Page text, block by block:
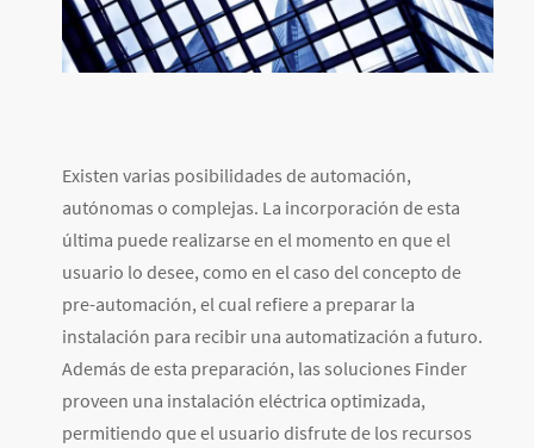
Existen varias posibilidades de automación,
autónomas o complejas. La incorporación de esta
última puede realizarse en el momento en que el
usuario lo desee, como en el caso del concepto de
pre-automación, el cual refiere a preparar la
instalación para recibir una automatización a futuro.
Además de esta preparación, las soluciones Finder
proveen una instalación eléctrica optimizada,
permitiendo que el usuario disfrute de los recursos